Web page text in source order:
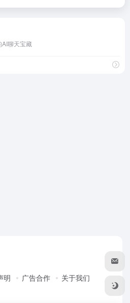
聊天宝藏
明 广告合作 关于我们